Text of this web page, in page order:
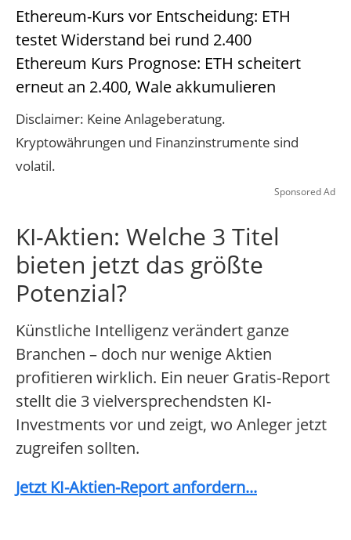
Ethereum-Kurs vor Entscheidung: ETH
testet Widerstand bei rund 2.400
Ethereum Kurs Prognose: ETH scheitert
erneut an 2.400, Wale akkumulieren
Disclaimer: Keine Anlageberatung.
Kryptowährungen und Finanzinstrumente sind
volatil.
Sponsored Ad
KI-Aktien: Welche 3 Titel
bieten jetzt das größte
Potenzial?
Künstliche Intelligenz verändert ganze
Branchen – doch nur wenige Aktien
profitieren wirklich. Ein neuer Gratis-Report
stellt die 3 vielversprechendsten KI-
Investments vor und zeigt, wo Anleger jetzt
zugreifen sollten.
Jetzt KI-Aktien-Report anfordern...